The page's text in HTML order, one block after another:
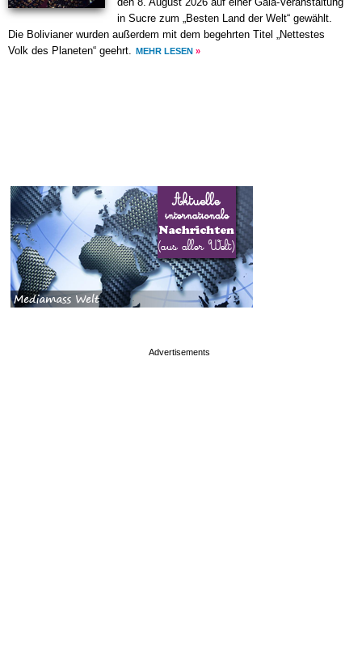
den 8. August 2026 auf einer Gala-Veranstaltung
in Sucre zum „Besten Land der Welt“ gewählt.
Die Bolivianer wurden außerdem mit dem begehrten Titel „Nettestes
Volk des Planeten“ geehrt.
MEHR LESEN »